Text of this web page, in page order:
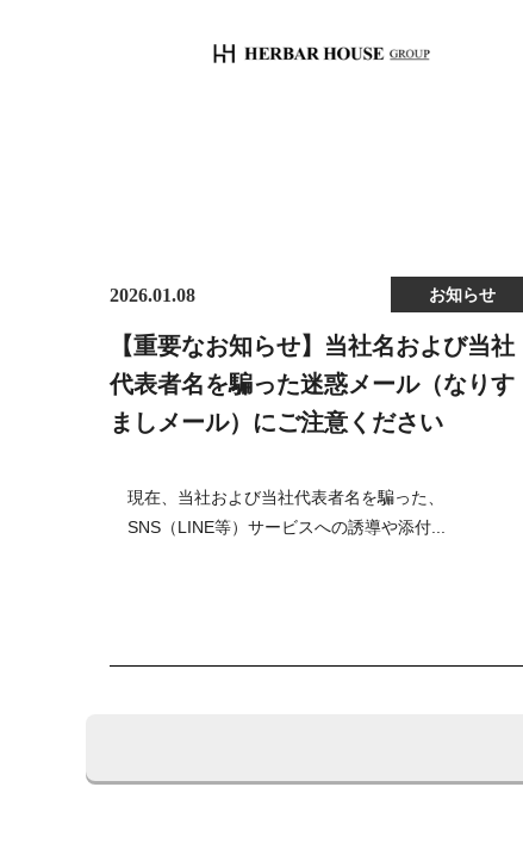
2026.01.08 お知らせ
【重要なお知らせ】当社名および当社
代表者名を騙った迷惑メール（なりす
ましメール）にご注意ください
現在、当社および当社代表者名を騙った、
SNS（LINE等）サービスへの誘導や添付...